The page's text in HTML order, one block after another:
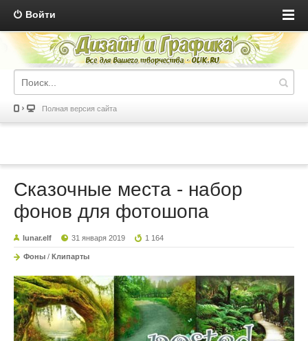
Войти
Полная версия сайта
Сказочные места - набор
фонов для фотошопа
lunar.elf 31 января 2019 1 164
Фоны / Клипарты